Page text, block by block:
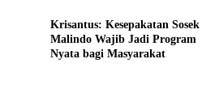
Krisantus: Kesepakatan Sosek
Malindo Wajib Jadi Program
Nyata bagi Masyarakat